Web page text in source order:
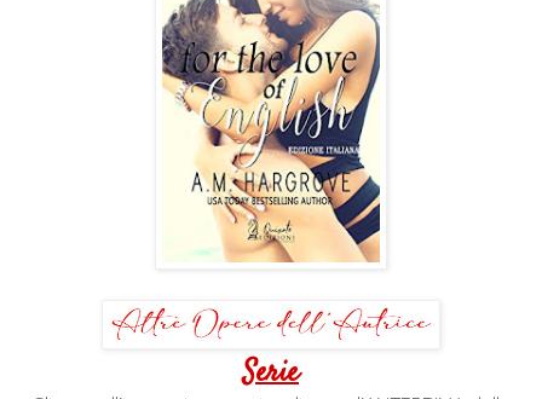
Serie